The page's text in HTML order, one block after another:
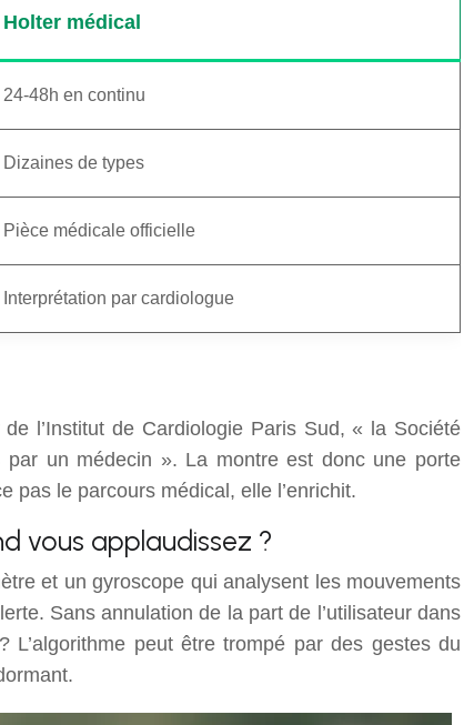
Holter médical
24-48h en continu
Dizaines de types
Pièce médicale officielle
Interprétation par cardiologue
l’Institut de Cardiologie Paris Sud, « la Société
par un médecin ». La montre est donc une porte
pas le parcours médical, elle l’enrichit.
vous applaudissez ?
et un gyroscope qui analysent les mouvements
Sans annulation de la part de l’utilisateur dans
peut être trompé par des gestes du